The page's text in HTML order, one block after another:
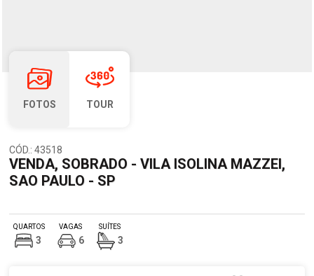
FOTOS TOUR
CÓD.: 43518
VENDA, SOBRADO - VILA ISOLINA MAZZEI,
SAO PAULO - SP
QUARTOS
3
VAGAS
6
SUÍTES
3